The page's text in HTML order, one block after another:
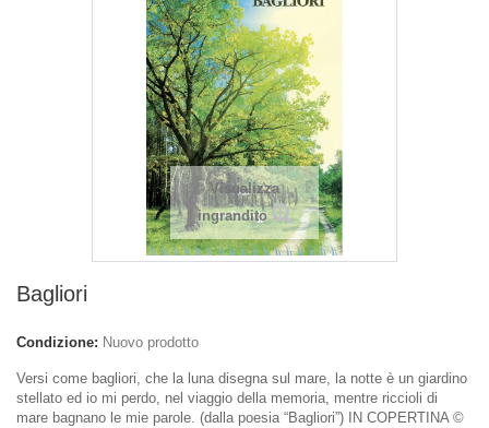
Visualizza
ingrandito
Bagliori
Condizione: Nuovo prodotto
Versi come bagliori, che la luna disegna sul mare, la notte è un giardino
stellato ed io mi perdo, nel viaggio della memoria, mentre riccioli di
mare bagnano le mie parole. (dalla poesia “Bagliori”) IN COPERTINA ©